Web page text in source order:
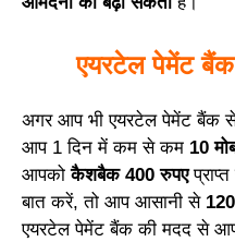
एयरटेल पेमेंट
अगर आप भी एयरटेल पेमेंट बैंक से
आप 1 दिन में कम से कम 10
आपकोकैशबैक 400 रुपए
बात करें, तो आप आसानी से
एयरटेल पेमेंट बैंक की मदद से